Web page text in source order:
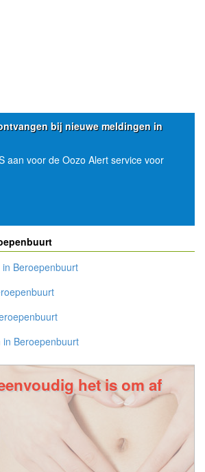
bij nieuwe meldingen in
aan voor de Oozo Alert service voor
Beroepenbuurt
in Beroepenbuurt
het is om af